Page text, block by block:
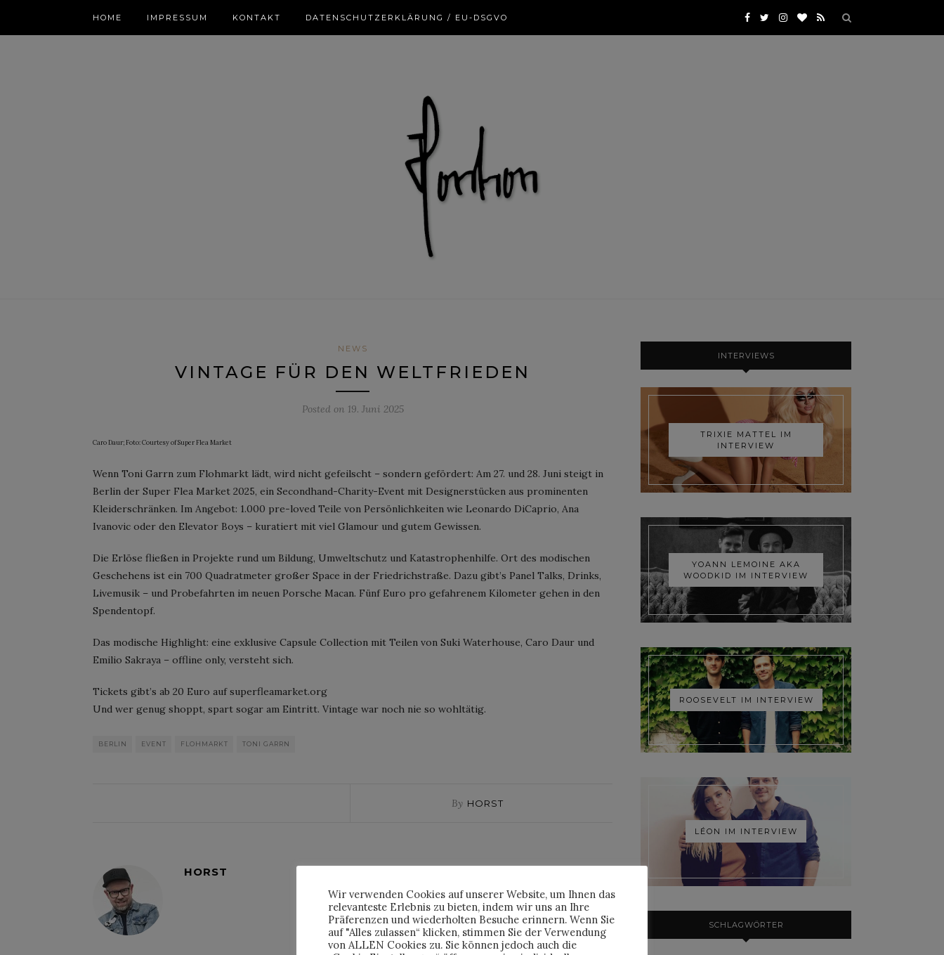
HOME IMPRESSUM KONTAKT DATENSCHUTZERKLÄRUNG / EU-DSGVO
NEWS
VINTAGE FÜR DEN WELTFRIEDEN
Posted on 19. Juni 2025
Caro Daur; Foto: Courtesy of Super Flea Market
Wenn Toni Garrn zum Flohmarkt lädt, wird nicht gefeilscht – sondern gefördert: Am 27. und 28. Juni steigt in
Berlin der Super Flea Market 2025, ein Secondhand-Charity-Event mit Designerstücken aus prominenten
Kleiderschränken. Im Angebot: 1.000 pre-loved Teile von Persönlichkeiten wie Leonardo DiCaprio, Ana
Ivanovic oder den Elevator Boys – kuratiert mit viel Glamour und gutem Gewissen.
Die Erlöse fließen in Projekte rund um Bildung, Umweltschutz und Katastrophenhilfe. Ort des modischen
Geschehens ist ein 700 Quadratmeter großer Space in der Friedrichstraße. Dazu gibt’s Panel Talks, Drinks,
Livemusik – und Probefahrten im neuen Porsche Macan. Fünf Euro pro gefahrenem Kilometer gehen in den
Spendentopf.
Das modische Highlight: eine exklusive Capsule Collection mit Teilen von Suki Waterhouse, Caro Daur und
Emilio Sakraya – offline only, versteht sich.
Tickets gibt’s ab 20 Euro auf superfleamarket.org
Und wer genug shoppt, spart sogar am Eintritt. Vintage war noch nie so wohltätig.
BERLIN EVENT FLOHMARKT TONI GARRN
By HORST
HORST
INTERVIEWS
TRIXIE MATTEL IM
INTERVIEW
YOANN LEMOINE AKA
WOODKID IM INTERVIEW
ROOSEVELT IM INTERVIEW
LÉON IM INTERVIEW
SCHLAGWÖRTER
Wir verwenden Cookies auf unserer Website, um Ihnen das
relevanteste Erlebnis zu bieten, indem wir uns an Ihre
Präferenzen und wiederholten Besuche erinnern. Wenn Sie
auf "Alles zulassen“ klicken, stimmen Sie der Verwendung
von ALLEN Cookies zu. Sie können jedoch auch die